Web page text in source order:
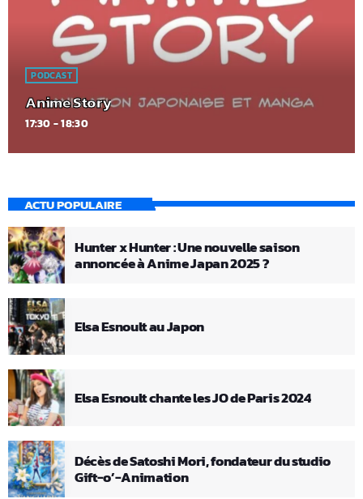
PODCAST
Anime Story
17:30 - 18:30
ACTU POPULAIRE
Hunter x Hunter : Une nouvelle saison
annoncée à Anime Japan 2025 ?
Elsa Esnoult au Japon
Elsa Esnoult chante les JO de Paris 2024
Décès de Satoshi Mori, fondateur du studio
Gift-o’-Animation